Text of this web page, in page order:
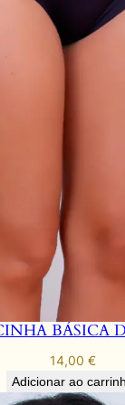
BÁSICA
14,00 €
Adicionar ao